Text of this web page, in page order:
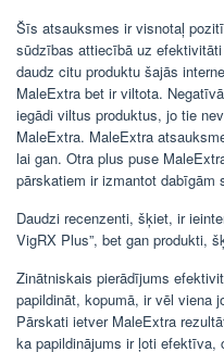
Šīs atsauksmes ir visnotaļ
sūdzības attiecībā uz
daudz citu produktu šajās
MaleExtra bet ir viltota.
iegādi viltus produktus, jo tie
MaleExtra. MaleExtra
lai gan. Otra plus puse
pārskatiem ir izmantot dabīgām
Daudzi recenzenti, šķiet, ir
VigRX Plus”, bet gan produkti,
Zinātniskais pierādījums
papildināt, kopumā, ir vēl viena
Pārskati ietver MaleExtra
ka papildinājums ir ļoti